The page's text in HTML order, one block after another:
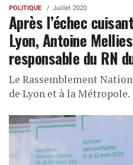
POLITIQUE Juillet 2020
Après l’échec
Lyon, Antoine
responsable du RN
Le Rassemblement
de Lyon et à la Métropole.